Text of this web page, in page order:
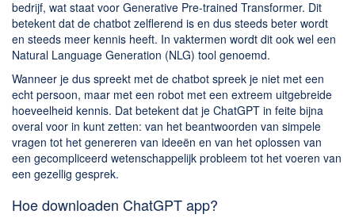
Chatten en bellen
Dating apps
Parkeer apps
Rar en Zip (Compressie - Unzip)
Shopping
Spelletjes en Games
Webbrowsers
bedrijf, wat staat voor Generative Pre-trained Transformer. Dit
betekent dat de chatbot zelflerend is en dus steeds beter wordt
en steeds meer kennis heeft. In vaktermen wordt dit ook wel een
Natural Language Generation (NLG) tool genoemd.
Wanneer je dus spreekt met de chatbot spreek je niet met een
echt persoon, maar met een robot met een extreem uitgebreide
hoeveelheid kennis. Dat betekent dat je ChatGPT in feite bijna
overal voor in kunt zetten: van het beantwoorden van simpele
vragen tot het genereren van ideeën en van het oplossen van
een gecompliceerd wetenschappelijk probleem tot het voeren van
een gezellig gesprek.
Hoe downloaden ChatGPT app?